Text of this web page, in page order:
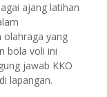
ajang latihan
olahraga yang
bola voli ini
jawab KKO
lapangan.